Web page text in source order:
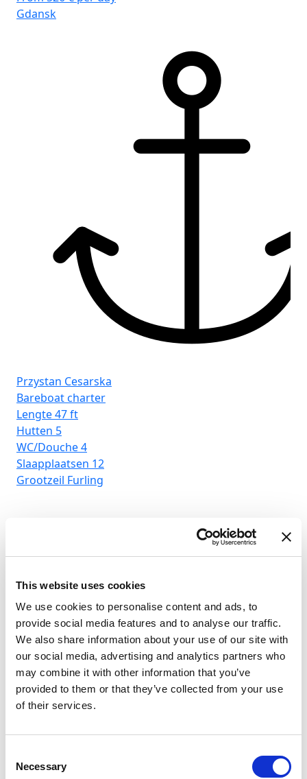
This website uses cookies
We use cookies to personalise content and ads, to
provide social media features and to analyse our traffic.
We also share information about your use of our site with
our social media, advertising and analytics partners who
may combine it with other information that you’ve
provided to them or that they’ve collected from your use
of their services.
Selection
Necessary
Gdansk
Przystan Cesarska
Bareboat charter
Lengte47 ft
Hutten 5
WC/Douche4
Slaapplaatsen 12
Grootzeil Furling
D-